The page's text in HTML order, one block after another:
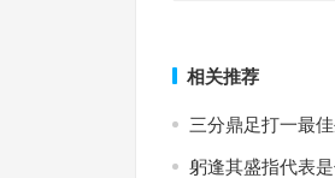
相关推荐
三分鼎足打一最
躬逢其盛指代表